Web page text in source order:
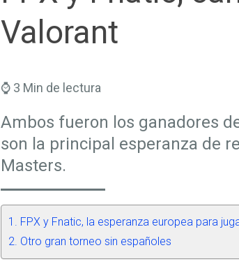
Valorant
⌚ 3 Min de lectura
Ambos fueron los ganadores
son la principal esperanza de
Masters.
FPX y Fnatic, la esperanza europea para
Otro gran torneo sin españoles